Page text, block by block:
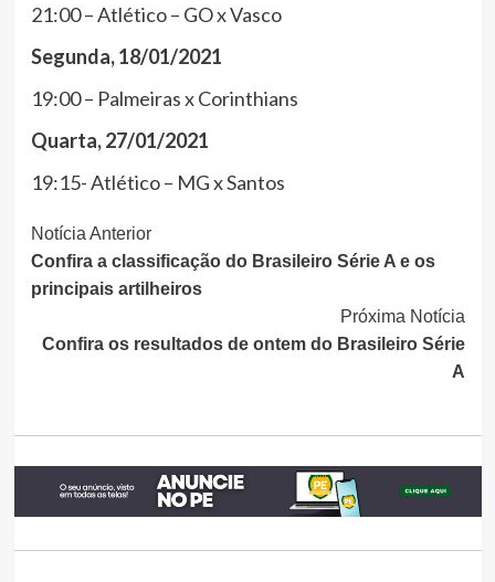
21:00 – Atlético – GO x Vasco
Segunda, 18/01/2021
19:00 – Palmeiras x Corinthians
Quarta, 27/01/2021
19:15- Atlético – MG x Santos
Continue
Lendo
Notícia Anterior
Confira a classificação do Brasileiro Série A e os
principais artilheiros
Próxima Notícia
Confira os resultados de ontem do Brasileiro Série
A